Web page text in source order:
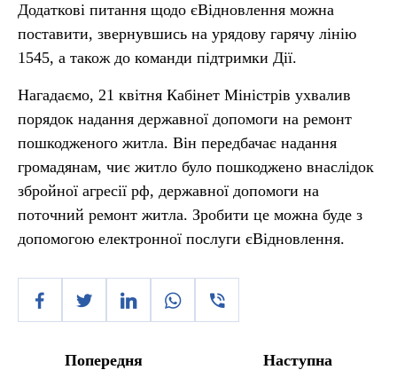
Додаткові питання щодо єВідновлення можна
поставити, звернувшись на урядову гарячу лінію
1545, а також до команди підтримки Дії.
Нагадаємо, 21 квітня Кабінет Міністрів ухвалив
порядок надання державної допомоги на ремонт
пошкодженого житла. Він передбачає надання
громадянам, чиє житло було пошкоджено внаслідок
збройної агресії рф, державної допомоги на
поточний ремонт житла. Зробити це можна буде з
допомогою електронної послуги єВідновлення.
Попередня Наступна